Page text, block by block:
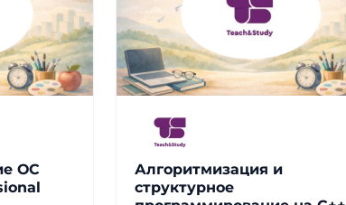
ОС
Алгоритмизация и
структурное